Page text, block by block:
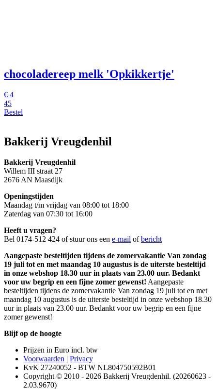
chocoladereep melk 'Opkikkertje'
€ 4
45
Bestel
Bakkerij Vreugdenhil
Bakkerij Vreugdenhil
Willem III straat 27
2676 AN Maasdijk
Openingstijden
Maandag t/m vrijdag van 08:00 tot 18:00
Zaterdag van 07:30 tot 16:00
Heeft u vragen?
Bel 0174-512 424 of stuur ons een e-mail ofbericht
Aangepaste besteltijden tijdens de zomervakantie Van zondag
19 juli tot en met maandag 10 augustus is de uiterste besteltijd
in onze webshop 18.30 uur in plaats van 23.00 uur. Bedankt
voor uw begrip en een fijne zomer gewenst! Aangepaste
besteltijden tijdens de zomervakantie Van zondag 19 juli tot en met
maandag 10 augustus is de uiterste besteltijd in onze webshop 18.30
uur in plaats van 23.00 uur. Bedankt voor uw begrip en een fijne
zomer gewenst!
Blijf op de hoogte
Prijzen in Euro incl. btw
Voorwaarden | Privacy
KvK 27240052 - BTW NL804750592B01
Copyright © 2010 - 2026 Bakkerij Vreugdenhil. (20260623 -
2.03.9670)